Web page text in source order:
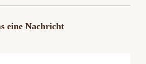
eine Nachricht